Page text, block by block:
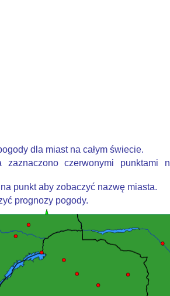
dla miast na całym świecie.
zaznaczono czerwonymi punktami
punkt aby zobaczyć nazwę miasta.
prognozy pogody.